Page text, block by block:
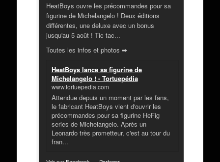
HeatBoys ouvre les précommandes pour sa
figurine de Michelangelo ! Deux éditions
différentes, une deluxe avec un bonus
jusqu'au 5 août ! Tic tac...
Toutes les infos et photos ➡
HeatBoys lance sa figurine de
Michelangelo ! - Tortuepédia
www.tortuepedia.com
Attendue depuis un moment par les fans,
le fabricant HeatBoys vient d'ouvrir les
précommandes pour sa figurine HeFig
series de Michelangelo. Après un
Leonardo très prometteur, c'est au tour du
fran...